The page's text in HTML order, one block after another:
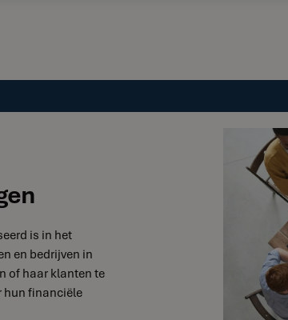
is in het
en bedrijven in
of haar klanten te
hun financiële